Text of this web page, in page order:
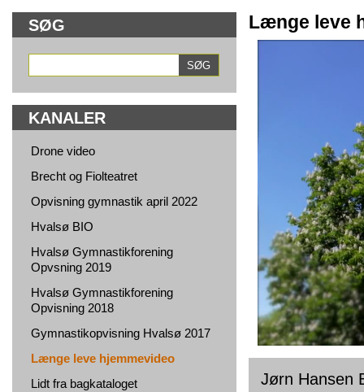
SØG
KANALER
Drone video
Brecht og Fiolteatret
Opvisning gymnastik april 2022
Hvalsø BIO
Hvalsø Gymnastikforening
Opvsning 2019
Hvalsø Gymnastikforening
Opvisning 2018
Gymnastikopvisning Hvalsø 2017
Længe leve hjemmevideo
Lidt fra bagkataloget
Længe leve
Jørn Hansen